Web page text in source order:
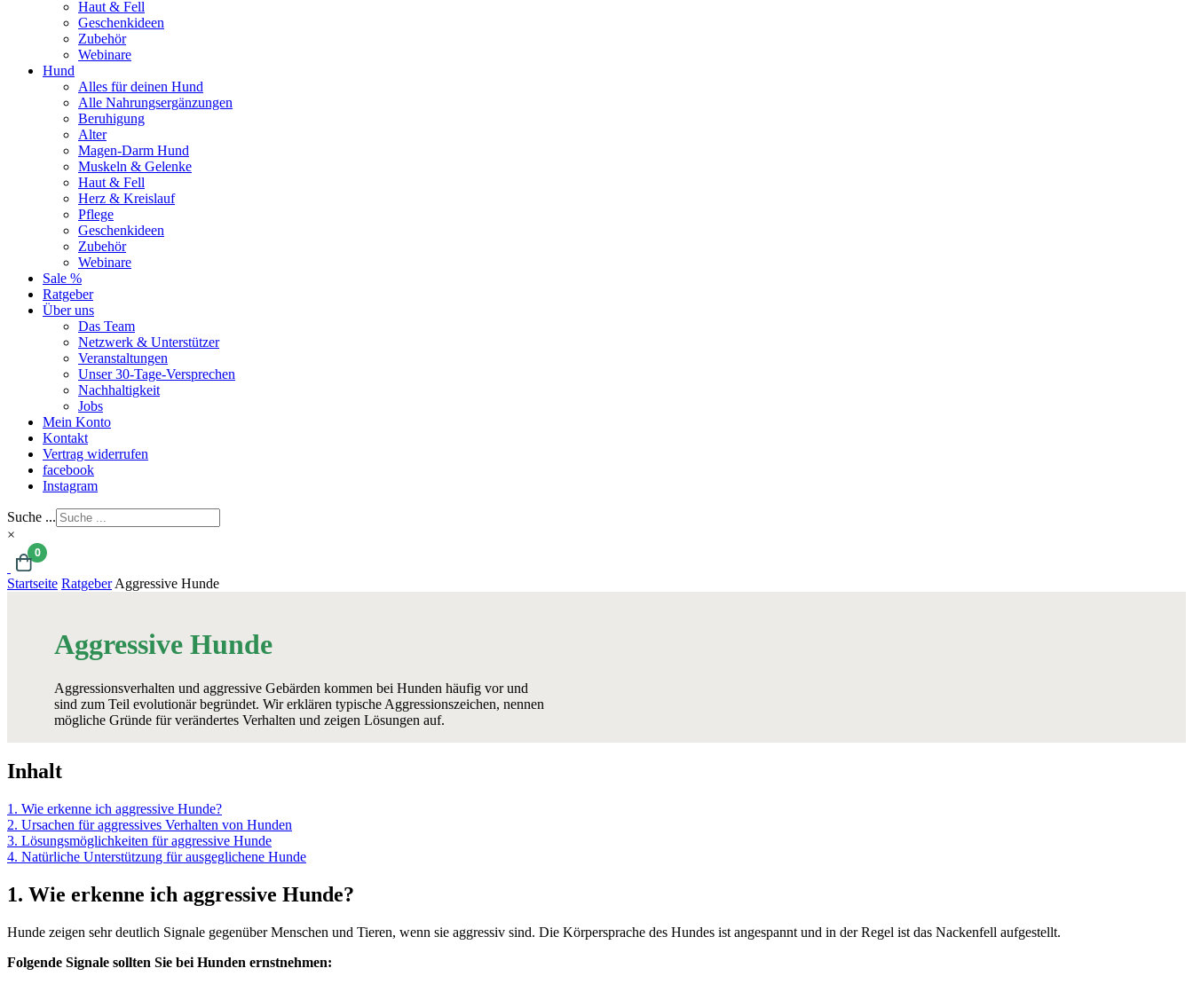
Haut & Fell
Geschenkideen
Zubehör
Webinare
Hund
Alles für deinen Hund
Alle Nahrungsergänzungen
Beruhigung
Alter
Magen-Darm Hund
Muskeln & Gelenke
Haut & Fell
Herz & Kreislauf
Pflege
Geschenkideen
Zubehör
Webinare
Sale %
Ratgeber
Über uns
Das Team
Netzwerk & Unterstützer
Veranstaltungen
Unser 30-Tage-Versprechen
Nachhaltigkeit
Jobs
Mein Konto
Kontakt
Vertrag widerrufen
facebook
Instagram
Suche ...
×
0
Startseite Ratgeber Aggressive Hunde
Aggressive Hunde
Aggressionsverhalten und aggressive Gebärden kommen bei Hunden häufig vor und
sind zum Teil evolutionär begründet. Wir erklären typische Aggressionszeichen, nennen
mögliche Gründe für verändertes Verhalten und zeigen Lösungen auf.
Inhalt
1. Wie erkenne ich aggressive Hunde?
2. Ursachen für aggressives Verhalten von Hunden
3. Lösungsmöglichkeiten für aggressive Hunde
4. Natürliche Unterstützung für ausgeglichene Hunde
1. Wie erkenne ich aggressive Hunde?
Hunde zeigen sehr deutlich Signale gegenüber Menschen und Tieren, wenn sie aggressiv sind. Die Körpersprache des Hundes ist angespannt und in der Regel ist das Nackenfell aufgestellt.
Folgende Signale sollten Sie bei Hunden ernstnehmen: